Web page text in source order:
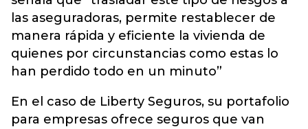
las aseguradoras, permite restablecer de
manera rápida y eficiente la vivienda de
quienes por circunstancias como estas lo
han perdido todo en un minuto”
En el caso de Liberty Seguros, su portafolio
para empresas ofrece seguros que van